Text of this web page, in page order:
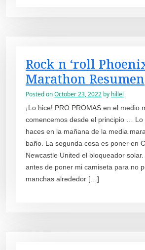
Rock n ‘roll
Marathon Resumen
Posted onOctober 23, 2022 by hillel
¡Lo hice! PRO PROMAS en el medio
comencemos desde el principio … Lo
haces en la mañana de la media
baño. La segunda cosa es poner en
Newcastle United el bloqueador
antes de poner mi camiseta para no
manchas alrededor […]